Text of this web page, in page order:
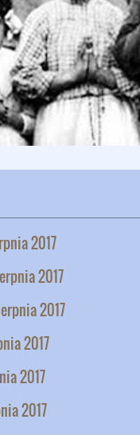
2017
2017
2017
2017
2017
2017